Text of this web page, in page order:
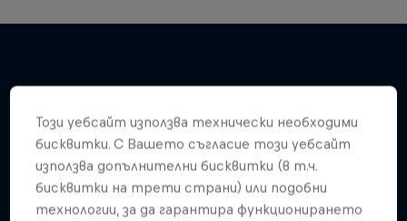
Този уебсайт използва технически необходими
бисквитки. С Вашето съгласие този уебсайт
използва допълнителни бисквитки (в т.ч.
бисквитки на трети страни) или подобни
технологии, за да гарантира функционирането